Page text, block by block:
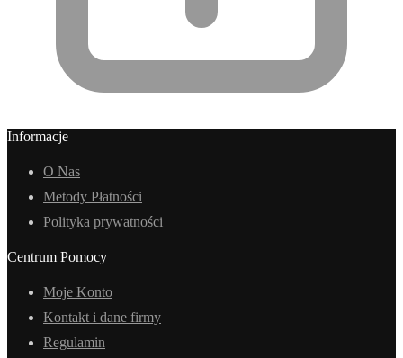
Informacje
O Nas
Metody Płatności
Polityka prywatności
Centrum Pomocy
Moje Konto
Kontakt i dane firmy
Regulamin